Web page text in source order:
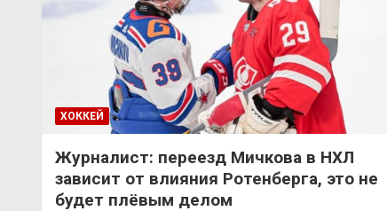
ХОККЕЙ
Журналист: переезд Мичкова в НХЛ
зависит от влияния Ротенберга, это не
будет плёвым делом